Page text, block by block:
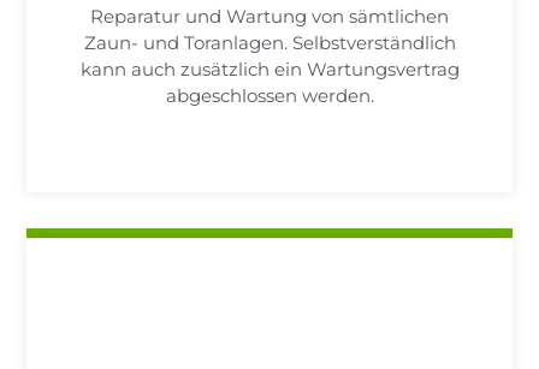
Reparatur und Wartung von sämtlichen
Zaun- und Toranlagen. Selbstverständlich
kann auch zusätzlich ein Wartungsvertrag
abgeschlossen werden.